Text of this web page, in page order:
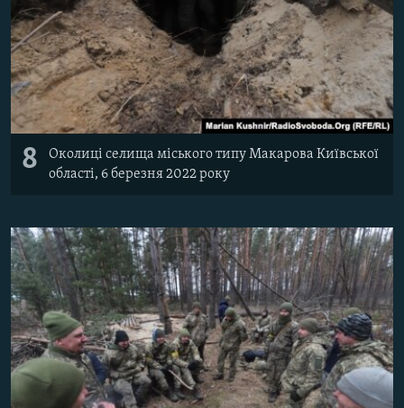
8
Околиці селища міського типу Макарова Київської
області, 6 березня 2022 року